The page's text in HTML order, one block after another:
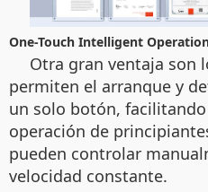
One-Touch Intelligent
Otra gran ventaja son
permiten el arranque y
un solo botón,
operación de
pueden controlar
velocidad constante.